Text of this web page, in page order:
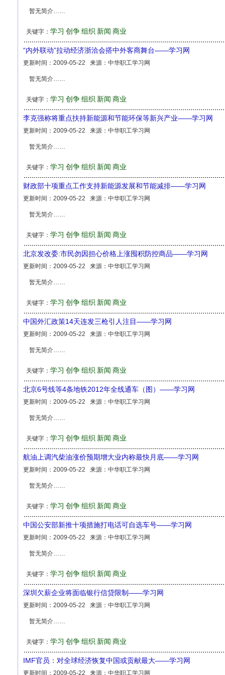
暂无简介……
关键字： 学习 创争组织 新闻 商业
“内外联动”拉动经济浙洽会搭中外客商舞台——学习网
更新时间： 2009-05-22 来源： 中华职工学习网
暂无简介……
关键字： 学习 创争组织 新闻 商业
李克强称将重点扶持新能源和节能环保等新兴产业——学习网
更新时间： 2009-05-22 来源： 中华职工学习网
暂无简介……
关键字： 学习 创争组织 新闻 商业
财政部十项重点工作支持新能源发展和节能减排——学习网
更新时间： 2009-05-22 来源： 中华职工学习网
暂无简介……
关键字： 学习 创争组织 新闻 商业
北京发改委:市民勿因担心价格上涨囤积防控商品——学习网
更新时间： 2009-05-22 来源： 中华职工学习网
暂无简介……
关键字： 学习 创争组织 新闻 商业
中国外汇政策14天连发三枪引人注目——学习网
更新时间： 2009-05-22 来源： 中华职工学习网
暂无简介……
关键字： 学习 创争组织 新闻 商业
北京6号线等4条地铁2012年全线通车（图）——学习网
更新时间： 2009-05-22 来源： 中华职工学习网
暂无简介……
关键字： 学习 创争组织 新闻 商业
航油上调汽柴油涨价预期增大业内称最快月底——学习网
更新时间： 2009-05-22 来源： 中华职工学习网
暂无简介……
关键字： 学习 创争组织 新闻 商业
中国公安部新推十项措施打电话可自选车号——学习网
更新时间： 2009-05-22 来源： 中华职工学习网
暂无简介……
关键字： 学习 创争组织 新闻 商业
深圳欠薪企业将面临银行信贷限制——学习网
更新时间： 2009-05-22 来源： 中华职工学习网
暂无简介……
关键字： 学习 创争组织 新闻 商业
IMF官员：对全球经济恢复中国或贡献最大——学习网
更新时间： 2009-05-22 来源： 中华职工学习网